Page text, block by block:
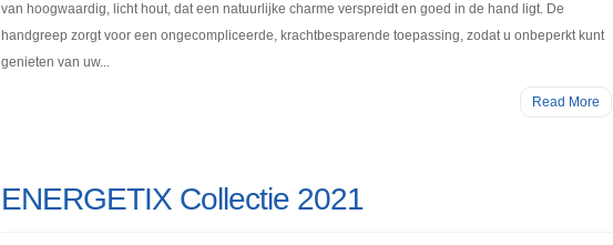
van hoogwaardig, licht hout, dat een natuurlijke charme verspreidt en goed in de hand ligt. De
handgreep zorgt voor een ongecompliceerde, krachtbesparende toepassing, zodat u onbeperkt kunt
genieten van uw...
Read More
ENERGETIX Collectie 2021